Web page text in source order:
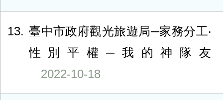
13
臺中市政府觀光旅遊局─家務分工‧
性別平權─我的神隊友
2022-10-18